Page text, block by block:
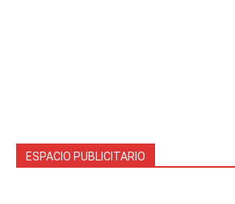
ESPACIO PUBLICITARIO